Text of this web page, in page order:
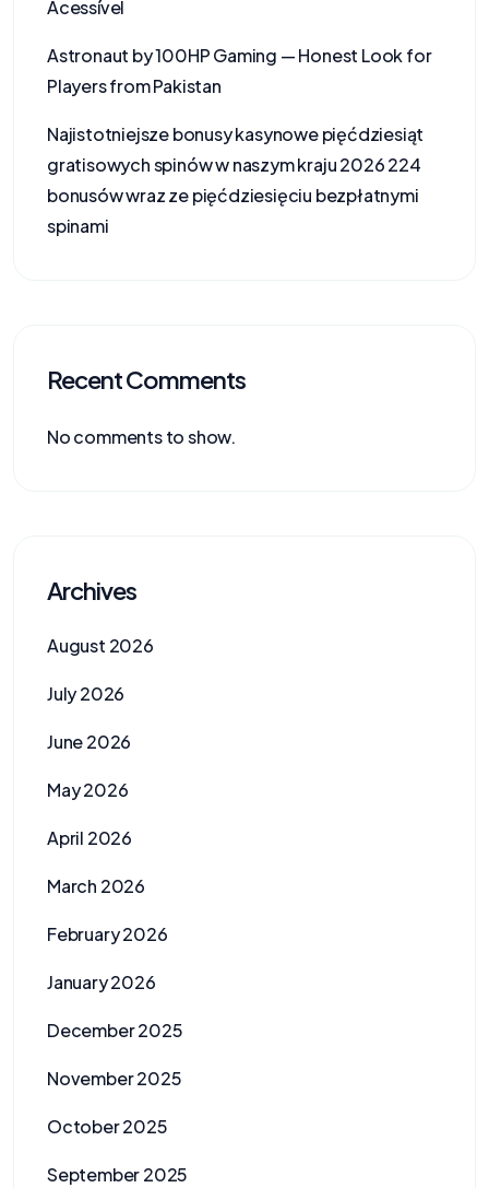
Acessível
Astronaut by 100HP Gaming — Honest Look for
Players from Pakistan
Najistotniejsze bonusy kasynowe pięćdziesiąt
gratisowych spinów w naszym kraju 2026 224
bonusów wraz ze pięćdziesięciu bezpłatnymi
spinami
Recent Comments
No comments to show.
Archives
August 2026
July 2026
June 2026
May 2026
April 2026
March 2026
February 2026
January 2026
December 2025
November 2025
October 2025
September 2025